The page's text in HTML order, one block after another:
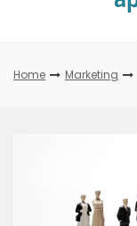
Home Marketing